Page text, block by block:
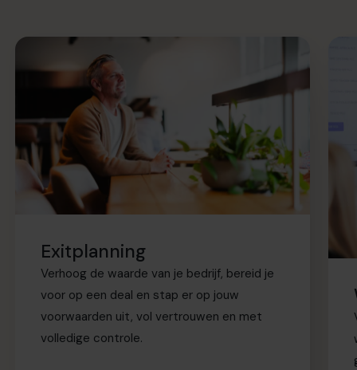
Exitplanning
Verhoog de waarde van je bedrijf, bereid je
voor op een deal en stap er op jouw
voorwaarden uit, vol vertrouwen en met
volledige controle.